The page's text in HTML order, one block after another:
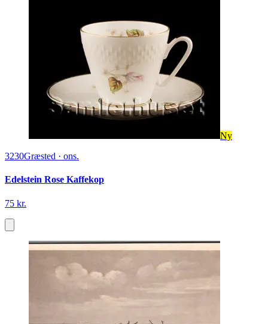
Ny
3230Græsted · ons.
Edelstein Rose Kaffekop
75 kr.